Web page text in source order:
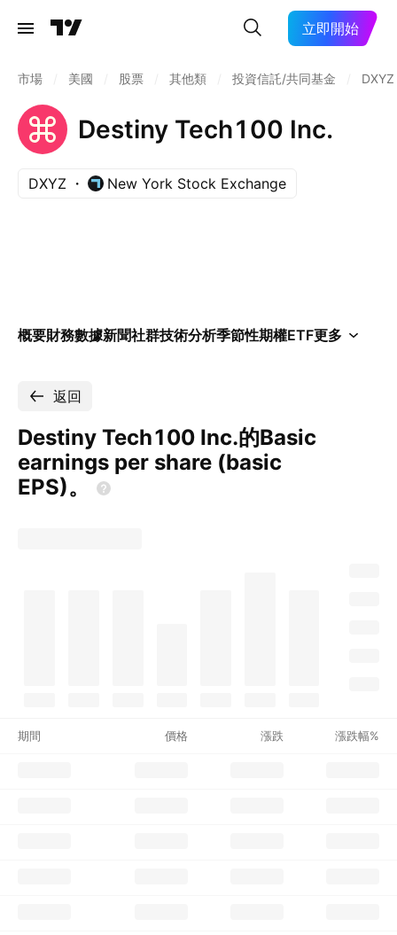
立即開始
市場 美國 股票 其他類 投資信託/共同基金 DXYZ
Destiny Tech100 Inc.
DXYZ New York Stock Exchange
概要財務數據新聞社群技術分析季節性期權ETF更多
返回
Destiny Tech100 Inc.的Basic
earnings per share (basic
EPS)。
期間 價格 漲跌 漲跌幅%